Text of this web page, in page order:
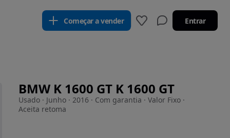
Começar a vender Entrar
BMW K 1600 GT K 1600 GT
Usado · Junho · 2016 · Com garantia · Valor Fixo ·
Aceita retoma